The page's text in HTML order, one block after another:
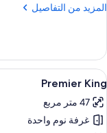
المزيد من التفاصيل
المزيد
Restore
Premier
King
استعراض
جميع
صور
Premier
4
Premier King
47 متر مربع
غرفة نوم واحدة